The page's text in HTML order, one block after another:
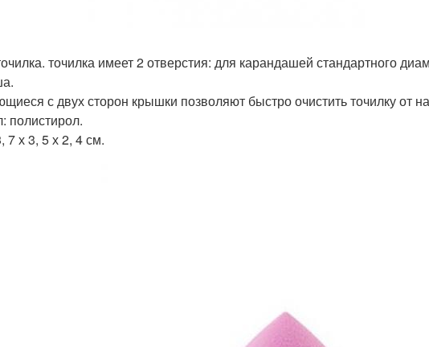
точилка имеет 2 отверстия: для карандашей стандартного
с двух сторон крышки позволяют быстро очистить точилку от
полистирол.
7 х 3, 5 х 2, 4 см.